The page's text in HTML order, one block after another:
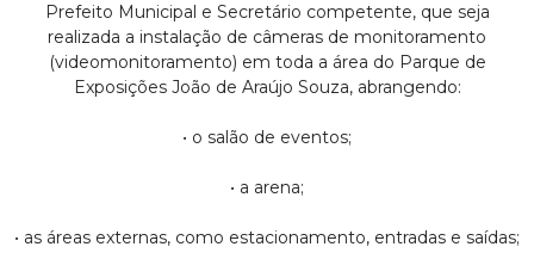
Prefeito Municipal e Secretário competente, que seja
realizada a instalação de câmeras de monitoramento
(videomonitoramento) em toda a área do Parque de
Exposições João de Araújo Souza, abrangendo:
• o salão de eventos;
• a arena;
• as áreas externas, como estacionamento, entradas e saídas;